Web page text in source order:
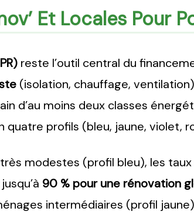
Et Locales Pour
reste l’outil central du
(isolation, chauffage,
d’au moins deux classes
quatre profils (bleu, jaune, violet,
modestes (profil bleu), les
90 % pour une rénovation
intermédiaires (profil